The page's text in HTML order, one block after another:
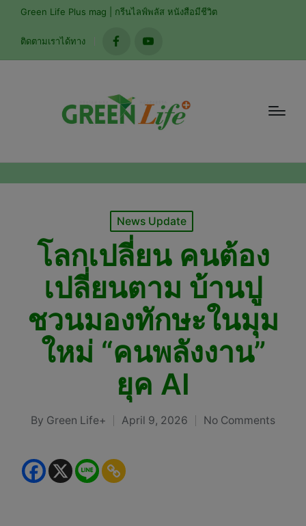
Green Life Plus mag | กรีนไลฟ์พลัส หนังสือมีชีวิต
ติดตามเราได้ทาง
facebookyoutube
Posted
News Update
โลกเปลี่ยน คนต้อง
เปลี่ยนตาม บ้านปู
ชวนมองทักษะในมุม
ใหม่ “คนพลังงาน”
ยุค AI
Posted
By Green Life+ April 9, 2026 No Comments
modal-check